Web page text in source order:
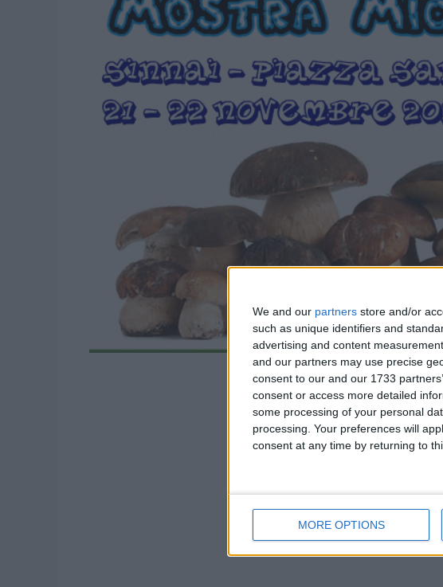
We and our partners store and/or
such as unique identifiers and
advertising and content
and our partners may use precise
consent to our and our 1733
consent or access more detailed
some processing of your personal
processing. Your preferences will
consent at any time by returning to
MORE OPTIONS